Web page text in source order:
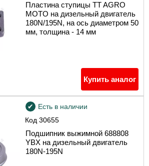
Пластина ступицы TT AGRO
MOTO на дизельный двигатель
180N/195N, на ось диаметром 50
мм, толщина - 14 мм
Купить аналог
Код30655
Есть в наличии
Подшипник выжимной 688808
YBX на дизельный двигатель
180N-195N